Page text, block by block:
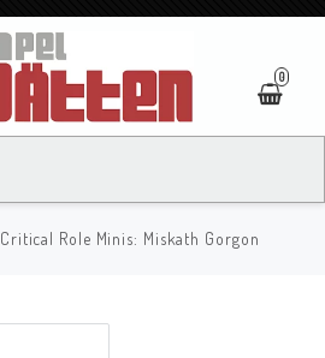
0
Critical Role Minis: Miskath Gorgon